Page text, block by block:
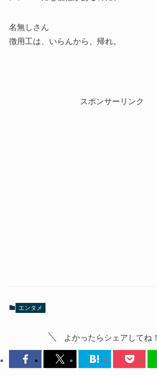
名無しさん
徴用工は、いらんから、帰れ。
スポンサーリンク
エンタメ
よかったらシェアしてね！